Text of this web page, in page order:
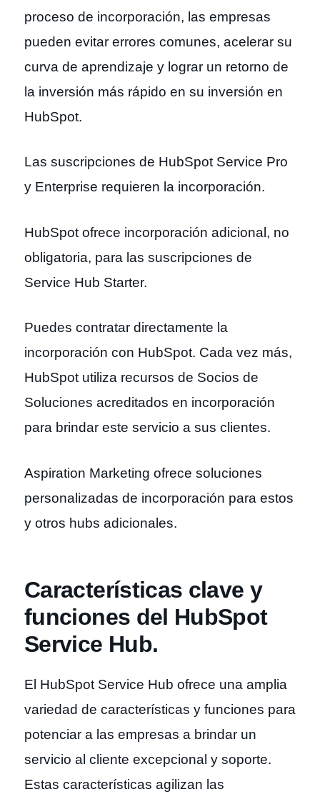
proceso de incorporación, las empresas
pueden evitar errores comunes, acelerar su
curva de aprendizaje y lograr un retorno de
la inversión más rápido en su inversión en
HubSpot.
Las suscripciones de HubSpot Service Pro
y Enterprise requieren la incorporación.
HubSpot ofrece incorporación adicional, no
obligatoria, para las suscripciones de
Service Hub Starter.
Puedes contratar directamente la
incorporación con HubSpot. Cada vez más,
HubSpot utiliza recursos de Socios de
Soluciones acreditados en incorporación
para brindar este servicio a sus clientes.
Aspiration Marketing ofrece soluciones
personalizadas de incorporación para estos
y otros hubs adicionales.
Características clave y
funciones del HubSpot
Service Hub.
El HubSpot Service Hub ofrece una amplia
variedad de características y funciones para
potenciar a las empresas a brindar un
servicio al cliente excepcional y soporte.
Estas características agilizan las